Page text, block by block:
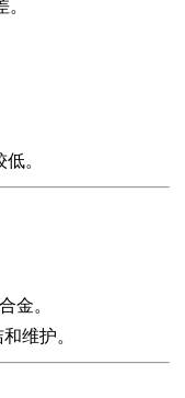
。
金。
维护。